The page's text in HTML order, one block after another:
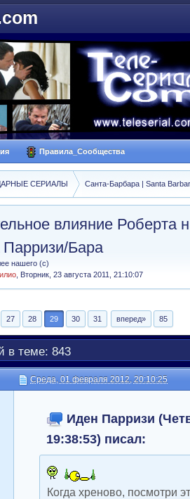
Правила_Сообщества
СЕРИАЛЫ Санта-Барбара | Santa
влияние Роберта
Парризи/Бара
нашего (с)
Вторник, 23 августа 2011, 21:10:07
27 28 29 30 31 вперед» 85
в теме: 843
Среда, 01 февраля 2012, 20:10:25
Иден Парризи
19:38:53) писал:
Когда хреново, посмотри